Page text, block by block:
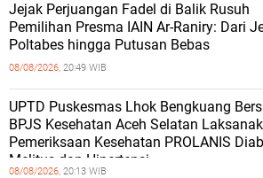
Jejak Perjuangan Fadel di Balik Rusuh
Pemilihan Presma IAIN Ar-Raniry: Dari
Poltabes hingga Putusan Bebas
08/08/2026, 20:49 WIB
UPTD Puskesmas Lhok Bengkuang
BPJS Kesehatan Aceh Selatan
Pemeriksaan Kesehatan PROLANIS
Melitus dan Hipertensi
08/08/2026, 20:13 WIB